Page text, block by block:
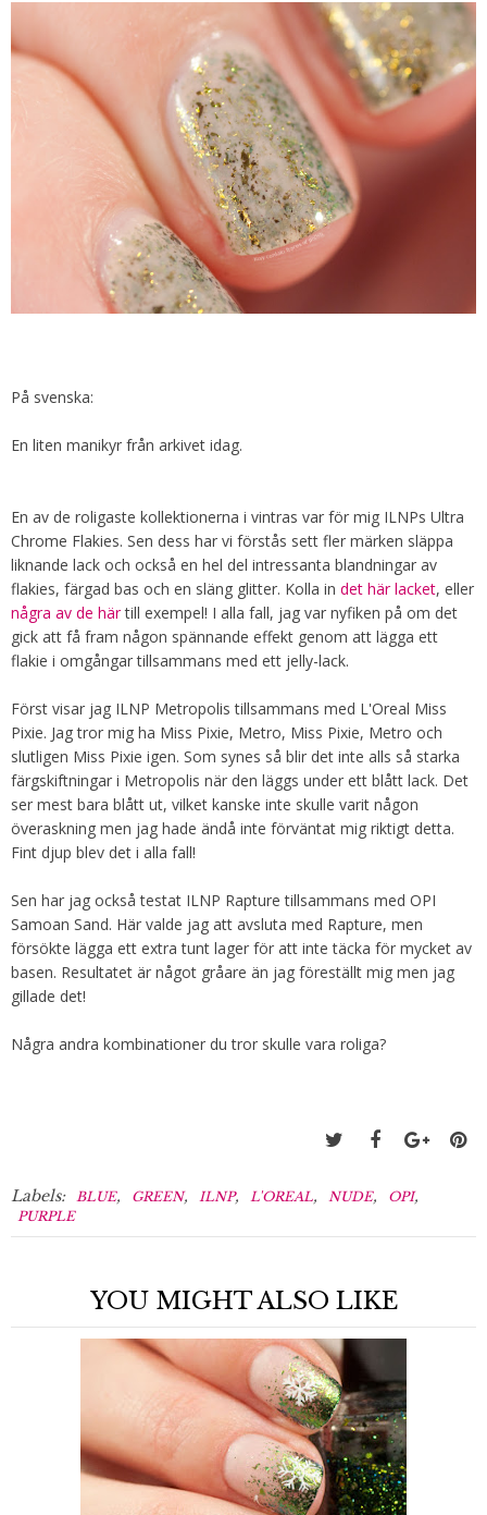
På svenska:
En liten manikyr från arkivet idag.
En av de roligaste kollektionerna i vintras var för mig ILNPs Ultra
Chrome Flakies. Sen dess har vi förstås sett fler märken släppa
liknande lack och också en hel del intressanta blandningar av
flakies, färgad bas och en släng glitter. Kolla in det här lacket, eller
några av de härtill exempel! I alla fall, jag var nyfiken på om det
gick att få fram någon spännande effekt genom att lägga ett
flakie i omgångar tillsammans med ett jelly-lack.
Först visar jag ILNP Metropolis tillsammans med L'Oreal Miss
Pixie. Jag tror mig ha Miss Pixie, Metro, Miss Pixie, Metro och
slutligen Miss Pixie igen. Som synes så blir det inte alls så starka
färgskiftningar i Metropolis när den läggs under ett blått lack. Det
ser mest bara blått ut, vilket kanske inte skulle varit någon
överaskning men jag hade ändå inte förväntat mig riktigt detta.
Fint djup blev det i alla fall!
Sen har jag också testat ILNP Rapture tillsammans med OPI
Samoan Sand. Här valde jag att avsluta med Rapture, men
försökte lägga ett extra tunt lager för att inte täcka för mycket av
basen. Resultatet är något gråare än jag föreställt mig men jag
gillade det!
Några andra kombinationer du tror skulle vara roliga?
Labels: BLUE, GREEN, ILNP, L'OREAL, NUDE, OPI,
PURPLE
YOU MIGHT ALSO LIKE